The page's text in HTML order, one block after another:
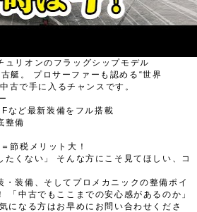
ュリオンのフラッグシップモデル
艇。 プロサーファーも認める“世界
古で手に入るチャンスです。
など最新装備をフル搭載
整備
節税メリット大！
たくない」 そんな方にこそ見てほしい、コ
・装備、そしてプロメカニックの整備ポイ
「中古でもここまでの安心感があるのか」
になる方はお早めにお問い合わせくださ